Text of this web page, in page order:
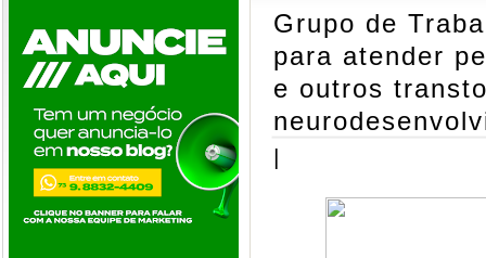
Grupo de
para atender
e outros
|